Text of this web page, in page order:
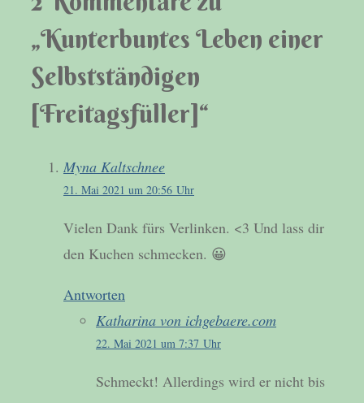
„Kunterbuntes Leben einer
Selbstständigen
[Freitagsfüller]“
Myna Kaltschnee
21. Mai 2021 um 20:56 Uhr
Vielen Dank fürs Verlinken. <3 Und lass dir
den Kuchen schmecken. 😀
Antworten
Katharina von ichgebaere.com
22. Mai 2021 um 7:37 Uhr
Schmeckt! Allerdings wird er nicht bis